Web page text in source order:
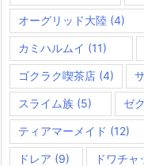
オーグリッド大陸 (4)
カミハルムイ (11)
ゴクラク喫茶店 (4)
スライム族 (5) ゼ
ティアマーメイド (12)
ドレア (9) ドワチ